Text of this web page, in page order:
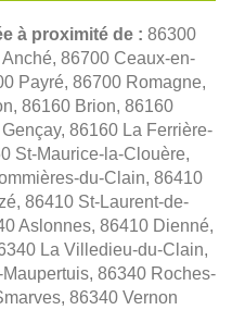
à proximité de : 86300
86700 Ceaux-en-
Payré, 86700 Romagne,
86160 Brion, 86160
86160 La Ferrière-
St-Maurice-la-Clouère,
du-Clain, 86410
86410 St-Laurent-de-
Aslonnes, 86410 Dienné,
La Villedieu-du-Clain,
86340 Roches-
86340 Vernon